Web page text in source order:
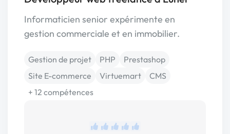
Informaticien senior expérimente en
gestion commerciale et en immobilier.
Gestion de projet PHP
Prestashop
Site E-commerce
Virtuemart
CMS
+ 12 compétences